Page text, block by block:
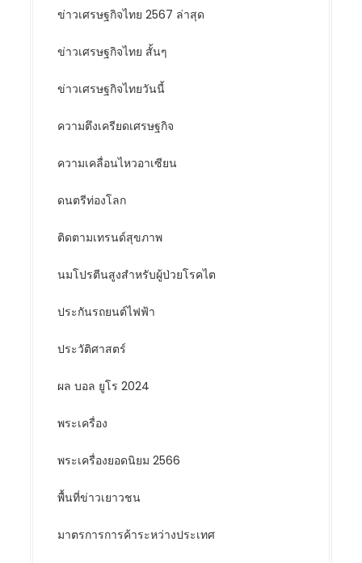
ข่าวเศรษฐกิจไทย 2567 ล่าสุด
ข่าวเศรษฐกิจไทย สั้นๆ
ข่าวเศรษฐกิจไทยวันนี้
ความตึงเครียดเศรษฐกิจ
ความเคลื่อนไหวอาเซียน
ดนตรีท่องโลก
ติดตามเทรนด์สุขภาพ
นมโปรตีนสูงสำหรับผู้ป่วยโรคไต
ประกันรถยนต์ไฟฟ้า
ประวัติศาสตร์
ผล บอล ยูโร 2024
พระเครื่อง
พระเครื่องยอดนิยม 2566
พื้นที่ข่าวเยาวชน
มาตรการการค้าระหว่างประเทศ